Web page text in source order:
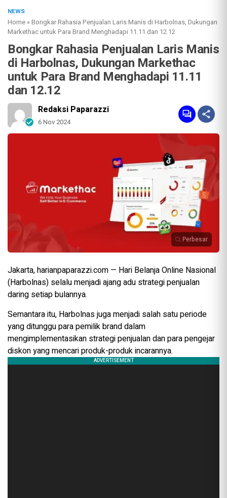
NEWS
Home »Bongkar Rahasia Penjualan Laris Manis di Harbolnas, Dukungan
Markethac untuk Para Brand Menghadapi 11.11 dan 12.12
Bongkar Rahasia Penjualan Laris Manis
di Harbolnas, Dukungan Markethac
untuk Para Brand Menghadapi 11.11
dan 12.12
Redaksi Paparazzi
6 Nov 2024
Perbesar
Jakarta, harianpaparazzi.com — Hari Belanja Online Nasional
(Harbolnas) selalu menjadi ajang adu strategi penjualan
daring setiap bulannya.
Semantara itu, Harbolnas juga menjadi salah satu periode
yang ditunggu para pemilik brand dalam
mengimplementasikan strategi penjualan dan para pengejar
diskon yang mencari produk-produk incarannya.